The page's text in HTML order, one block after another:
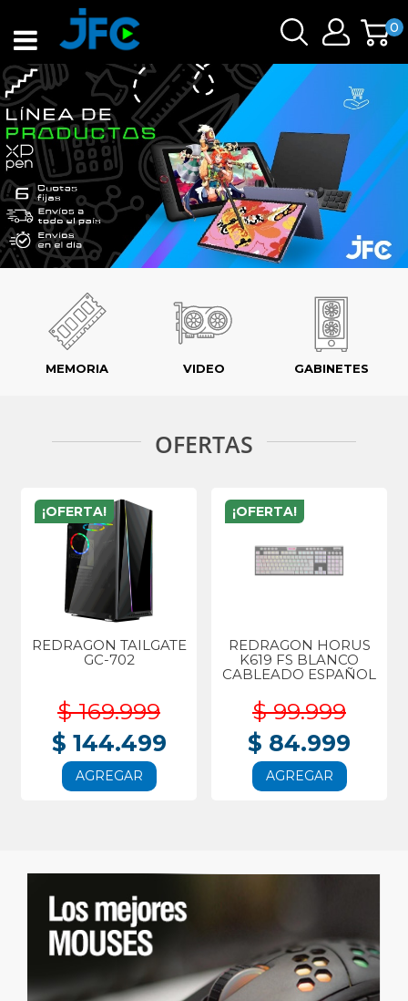
0
MEMORIA VIDEO GABINETES
OFERTAS
¡OFERTA!
REDRAGON TAILGATE
GC-702
$ 169.999
$ 144.499
AGREGAR
¡OFERTA!
REDRAGON HORUS
K619 FS BLANCO
CABLEADO ESPAÑOL
$ 99.999
$ 84.999
AGREGAR